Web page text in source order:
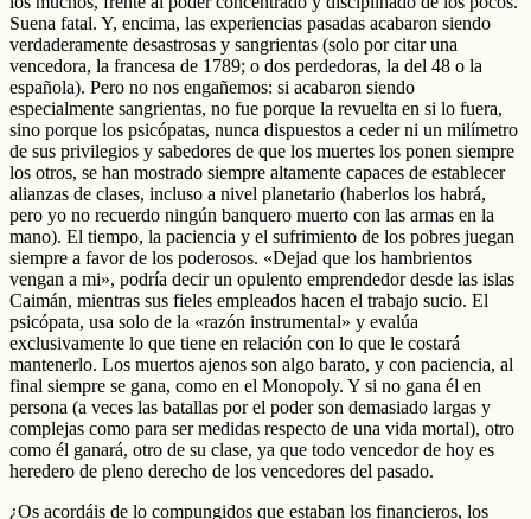
Suena fatal. Y, encima, las experiencias pasadas acabaron siendo
verdaderamente desastrosas y sangrientas (solo por citar una
vencedora, la francesa de 1789; o dos perdedoras, la del 48 o la
española). Pero no nos engañemos: si acabaron siendo
especialmente sangrientas, no fue porque la revuelta en si lo fuera,
sino porque los psicópatas, nunca dispuestos a ceder ni un milímetro
de sus privilegios y sabedores de que los muertes los ponen siempre
los otros, se han mostrado siempre altamente capaces de establecer
alianzas de clases, incluso a nivel planetario (haberlos los habrá,
pero yo no recuerdo ningún banquero muerto con las armas en la
mano). El tiempo, la paciencia y el sufrimiento de los pobres juegan
siempre a favor de los poderosos. «Dejad que los hambrientos
vengan a mi», podría decir un opulento emprendedor desde las islas
Caimán, mientras sus fieles empleados hacen el trabajo sucio. El
psicópata, usa solo de la «razón instrumental» y evalúa
exclusivamente lo que tiene en relación con lo que le costará
mantenerlo. Los muertos ajenos son algo barato, y con paciencia, al
final siempre se gana, como en el Monopoly. Y si no gana él en
persona (a veces las batallas por el poder son demasiado largas y
complejas como para ser medidas respecto de una vida mortal), otro
como él ganará, otro de su clase, ya que todo vencedor de hoy es
heredero de pleno derecho de los vencedores del pasado.
¿Os acordáis de lo compungidos que estaban los financieros, los